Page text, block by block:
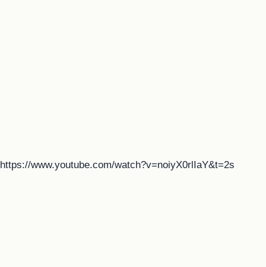
https://www.youtube.com/watch?v=noiyX0rlIaY&t=2s